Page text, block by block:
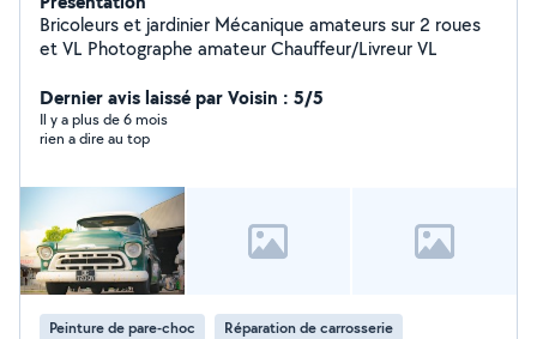
Bricoleurs et jardinier Mécanique amateurs sur 2 roues
et VL Photographe amateur Chauffeur/Livreur VL
Dernier avis laissé par Voisin : 5/5
Il y a plus de 6 mois
rien a dire au top
Peinture de pare-choc Réparation de carrosserie